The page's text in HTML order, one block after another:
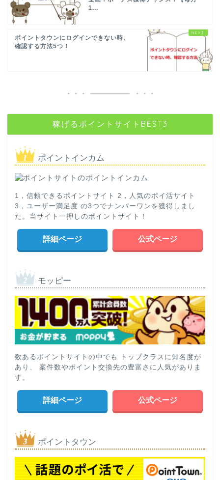
1...
ポイントタウンにログインできない時、
確認する方法5つ！
稼げるポイントサイトBEST3
ポイントインカム
1，信頼できるポイントサイト 2，人気のポイ活サイト
3，ユーザー満足度 の3つでナンバーワンを獲得しまし
た。当サイト一押しのポイントサイト！
詳細ページ 公式ページ
モッピー
数あるポイントサイトの中でも トップクラスに知名度が
あり、 案件数やポイント交換先の豊富さに人気がありま
す。
詳細ページ 公式ページ
ポイントタウン